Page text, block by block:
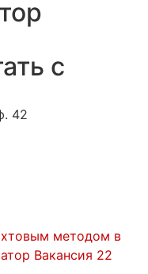
с
42
методом в
Вакансия 22